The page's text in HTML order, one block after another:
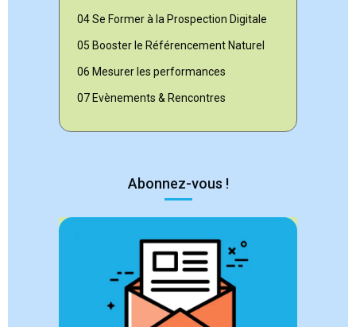
04 Se Former à la Prospection Digitale
05 Booster le Référencement Naturel
06 Mesurer les performances
07 Evènements & Rencontres
Abonnez-vous !